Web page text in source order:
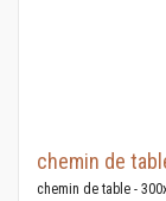
chemin de
chemin de table -